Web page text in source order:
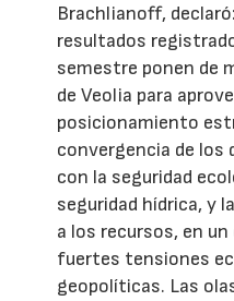
Brachlianoff,
resultados
semestre ponen de
de Veolia para
posicionamiento
convergencia de los
con la seguridad
seguridad hídrica, y
a los recursos, en
fuertes tensiones
geopolíticas. Las